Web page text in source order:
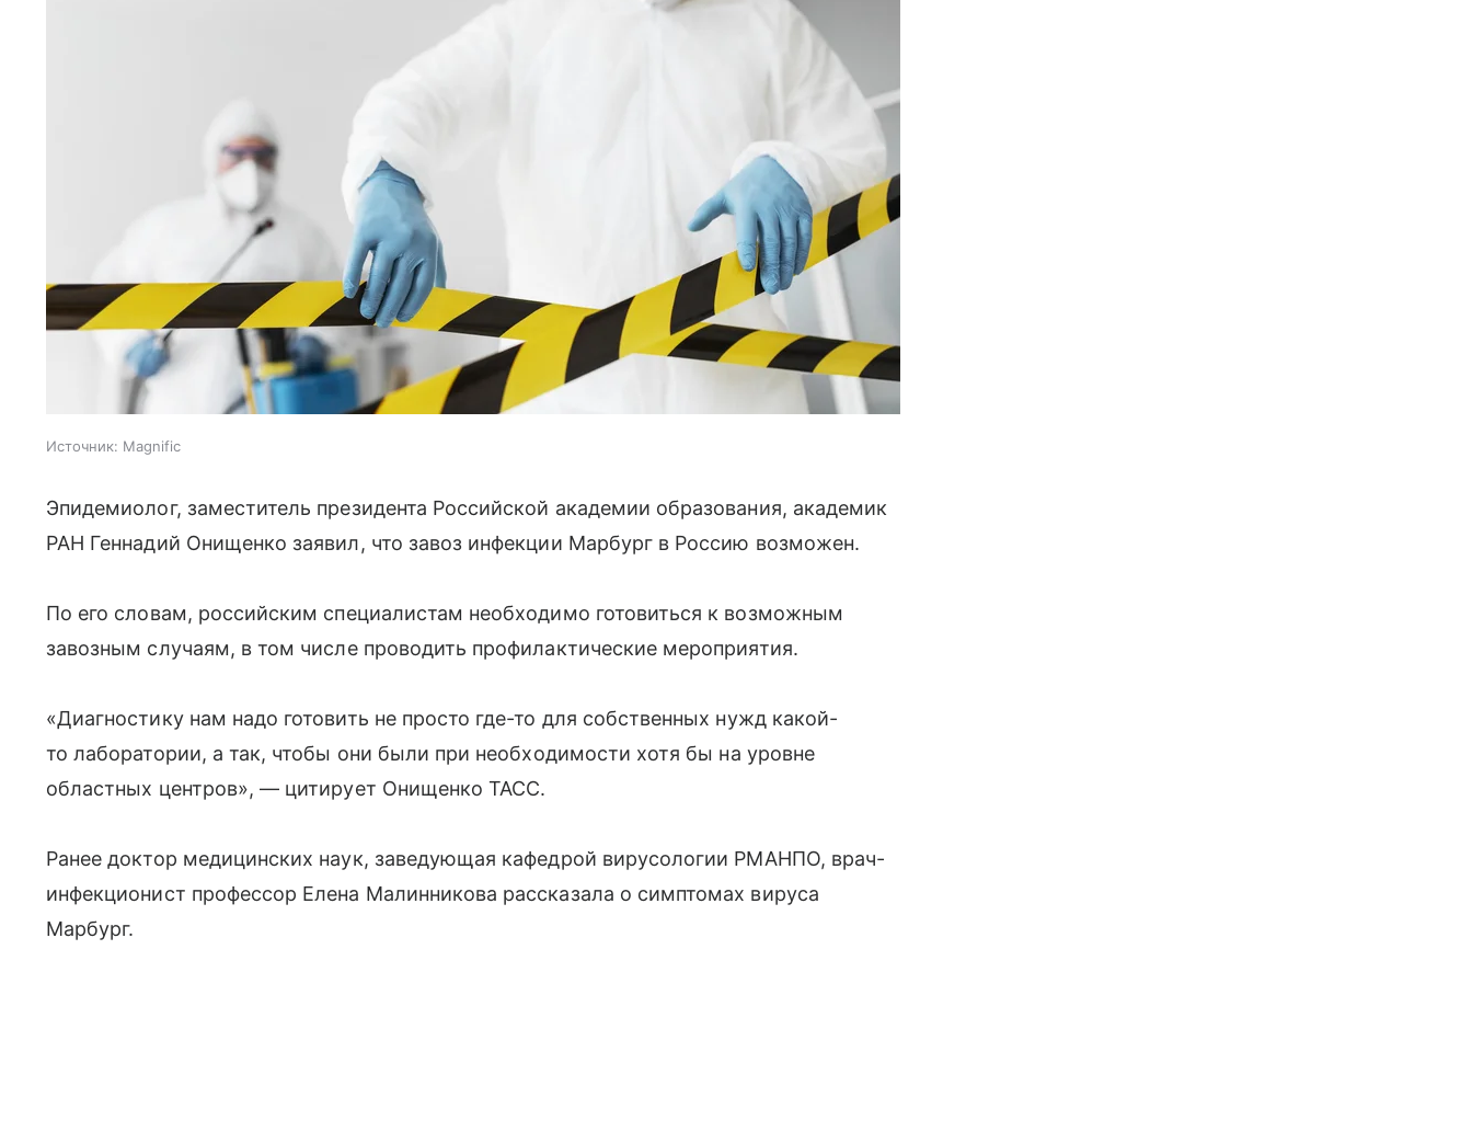
Источник: Magnific
Эпидемиолог, заместитель президента Российской академии образования, академик
РАН Геннадий Онищенко заявил, что завоз инфекции Марбург в Россию возможен.
По его словам, российским специалистам необходимо готовиться к возможным
завозным случаям, в том числе проводить профилактические мероприятия.
«Диагностику нам надо готовить не просто где-то для собственных нужд какой-
то лаборатории, а так, чтобы они были при необходимости хотя бы на уровне
областных центров», — цитирует Онищенко ТАСС.
Ранее доктор медицинских наук, заведующая кафедрой вирусологии РМАНПО, врач-
инфекционист профессор Елена Малинникова рассказала о симптомах вируса
Марбург.